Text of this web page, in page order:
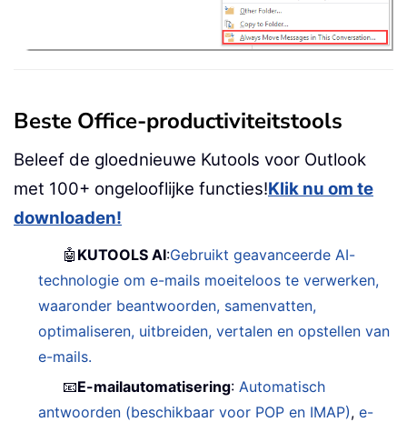
Beste Office-productiviteitstools
Beleef de gloednieuwe Kutools voor Outlook
met 100+ ongelooflijke functies!Klik nu om te
downloaden!
🤖 KUTOOLS AI:Gebruikt geavanceerde AI-
technologie om e-mails moeiteloos te verwerken,
waaronder beantwoorden, samenvatten,
optimaliseren, uitbreiden, vertalen en opstellen van
e-mails.
📧E-mailautomatisering: Automatisch
antwoorden (beschikbaar voor POP en IMAP),e-